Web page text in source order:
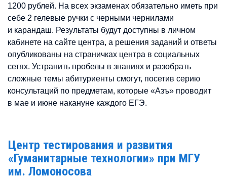
1200 рублей. На всех экзаменах обязательно иметь при
себе 2 гелевые ручки с черными чернилами
и карандаш. Результаты будут доступны в личном
кабинете на сайте центра, а решения заданий и ответы
опубликованы на страничках центра в социальных
сетях. Устранить пробелы в знаниях и разобрать
сложные темы абитуриенты смогут, посетив серию
консультаций по предметам, которые «Азъ» проводит
в мае и июне накануне каждого ЕГЭ.
Центр тестирования и развития
«Гуманитарные технологии» при МГУ
им. Ломоносова